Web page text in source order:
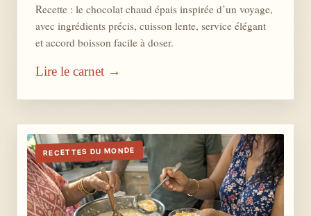
Recette : le chocolat chaud épais inspirée d’un voyage,
avec ingrédients précis, cuisson lente, service élégant
et accord boisson facile à doser.
Lire le carnet →
RECETTES DU MONDE